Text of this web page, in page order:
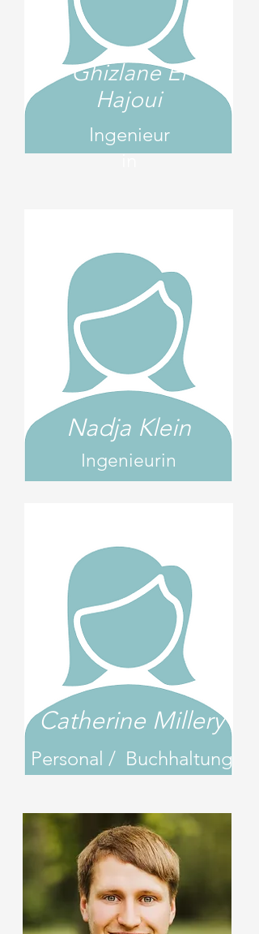
Ghizlane El
Hajoui
Ingenieur
in
Nadja Klein
Ingenieurin
Catherine Millery
Personal / Buchhaltung